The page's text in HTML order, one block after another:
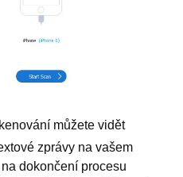
můžete vidět
zprávy na vašem
dokončení procesu